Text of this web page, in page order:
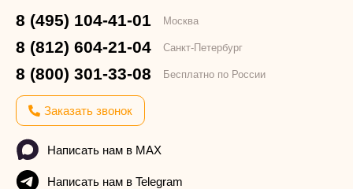
8 (495) 104-41-01 Москва
8 (812) 604-21-04 Санкт-Петербург
8 (800) 301-33-08 Бесплатно по России
Заказать звонок
Написать нам в MAX
Написать нам в Telegram